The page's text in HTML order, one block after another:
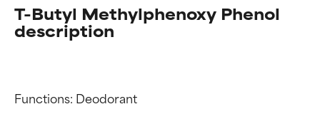
T-Butyl Methylphenoxy Phenol
description
Functions: Deodorant